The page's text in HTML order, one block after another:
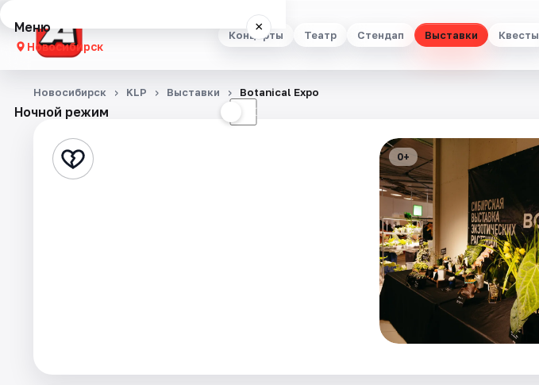
Концерты Театр Стендап Выставки Квесты
Меню ×
Новосибирск
Концерты
Стендап
Ночной режим ☾
Новосибирск KLP Выставки Botanical Expo
0+